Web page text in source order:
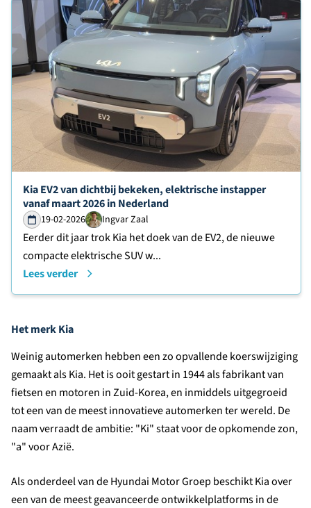
Lees verder over
Kia EV2 van dichtbij bekeken, elektrische instapper
vanaf maart 2026 in Nederland
19-02-2026 Ingvar Zaal
Eerder dit jaar trok Kia het doek van de EV2, de nieuwe
compacte elektrische SUV w...
Lees verder
Het merk Kia
Weinig automerken hebben een zo opvallende koerswijziging
gemaakt als Kia. Het is ooit gestart in 1944 als fabrikant van
fietsen en motoren in Zuid-Korea, en inmiddels uitgegroeid
tot een van de meest innovatieve automerken ter wereld. De
naam verraadt de ambitie: "Ki" staat voor de opkomende zon,
"a" voor Azië.
Als onderdeel van de Hyundai Motor Groep beschikt Kia over
een van de meest geavanceerde ontwikkelplatforms in de